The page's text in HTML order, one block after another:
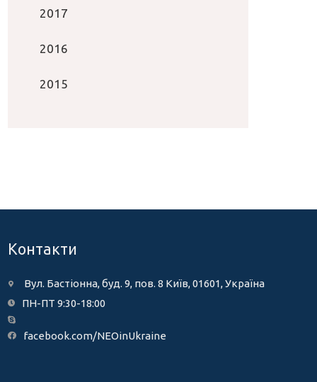
2017
2016
2015
Контакти
Вул. Бастіонна, буд. 9, пов. 8 Київ, 01601, Україна
ПН-ПТ 9:30-18:00
facebook.com/NEOinUkraine